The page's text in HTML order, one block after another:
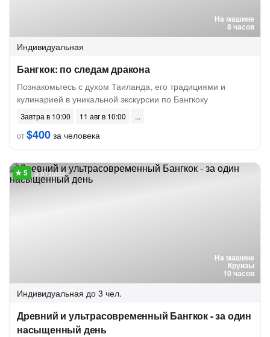
На машине
8 часов
Индивидуальная
Бангкок: по следам дракона
Познакомьтесь с духом Таиланда, его традициями и
кулинарией в уникальной экскурсии по Бангкоку
Завтра в 10:00
11 авг в 10:00
от$400 за человека
На машине
Круизы
10 часов
3 отзыва
Индивидуальная до 3 чел.
Древний и ультрасовременный Бангкок - за один
насыщенный день